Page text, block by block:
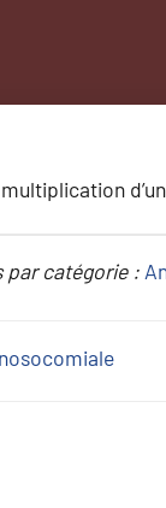
par catégorie :